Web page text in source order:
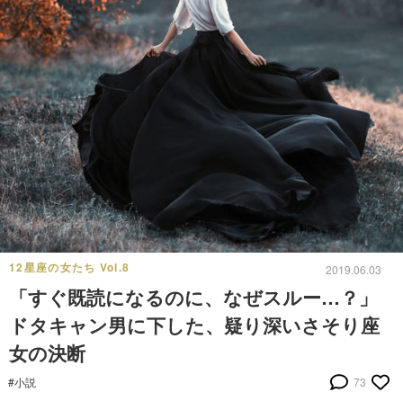
12星座の女たち Vol.8 2019.06.03
「すぐ既読になるのに、なぜスルー…？」
ドタキャン男に下した、疑り深いさそり座
女の決断
#小説 73